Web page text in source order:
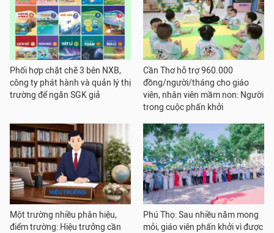
Phối hợp chặt chẽ 3 bên NXB,
công ty phát hành và quản lý thị
trường để ngăn SGK giả
Cần Thơ hỗ trợ 960.000
đồng/người/tháng cho giáo
viên, nhân viên mầm non: Người
trong cuộc phấn khởi
Một trường nhiều phân hiệu,
điểm trường: Hiệu trưởng cần
Phú Thọ: Sau nhiều năm mong
mỏi, giáo viên phấn khởi vì được